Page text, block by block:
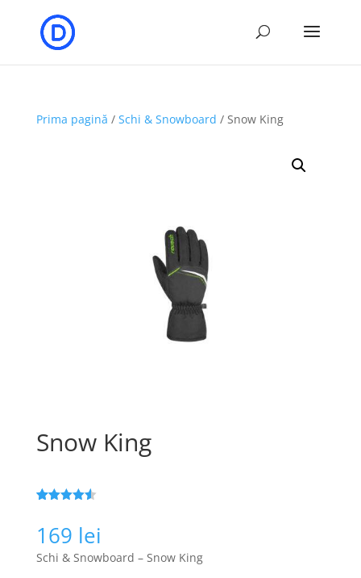
Prima pagină / Schi & Snowboard / Snow King
Snow King
pe baza a
evaluări de
la clienți
169 lei
Schi & Snowboard – Snow King